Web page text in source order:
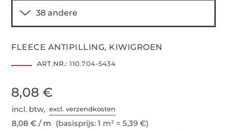
FLEECE ANTIPILLING, KIWIGROEN
ART.NR.: 110.704-5434
8,08 €
incl. btw,excl. verzendkosten
8,08 € / m (basisprijs: 1 m² = 5,39 €)